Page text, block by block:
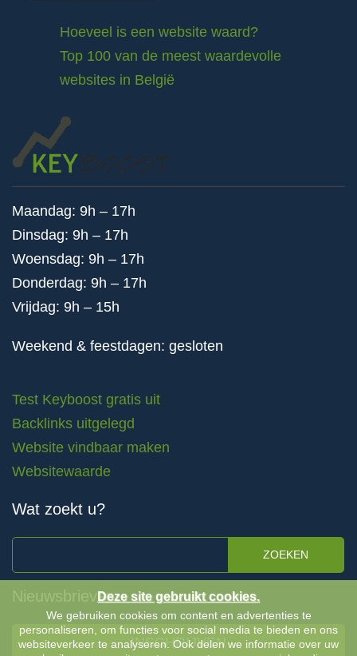
Hoeveel is een website waard?
Top 100 van de meest waardevolle
websites in België
Maandag: 9h – 17h
Dinsdag: 9h – 17h
Woensdag: 9h – 17h
Donderdag: 9h – 17h
Vrijdag: 9h – 15h
Weekend & feestdagen: gesloten
Test Keyboost gratis uit
Backlinks uitgelegd
Website vindbaar maken
Websitewaarde
Wat zoekt u?
ZOEKEN
Nieuwsbrieven
INSCHRIJVEN
Deze site gebruikt cookies.
We gebruiken cookies om content en advertenties te
personaliseren, om functies voor social media te bieden en ons
websiteverkeer te analyseren. Ook delen we informatie over uw